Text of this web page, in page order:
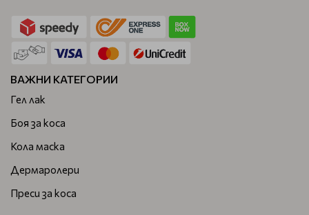
ВАЖНИ КАТЕГОРИИ
Гел лак
Боя за коса
Кола маска
Дермаролери
Преси за коса